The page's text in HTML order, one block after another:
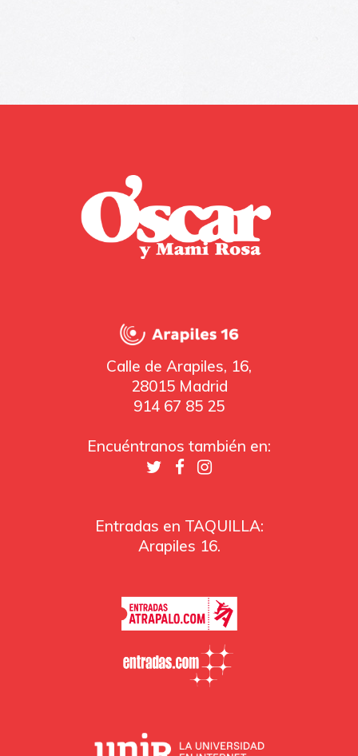
Calle de Arapiles, 16,
28015 Madrid
914 67 85 25
Encuéntranos también en:
Entradas en TAQUILLA:
Arapiles 16.